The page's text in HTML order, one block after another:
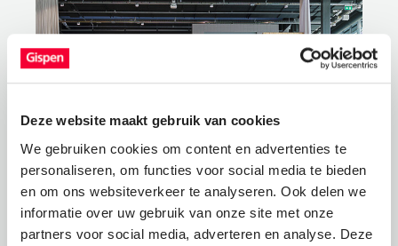
Deze website maakt gebruik van cookies
We gebruiken cookies om content en advertenties te
personaliseren, om functies voor social media te bieden
en om ons websiteverkeer te analyseren. Ook delen we
informatie over uw gebruik van onze site met onze
partners voor social media, adverteren en analyse. Deze